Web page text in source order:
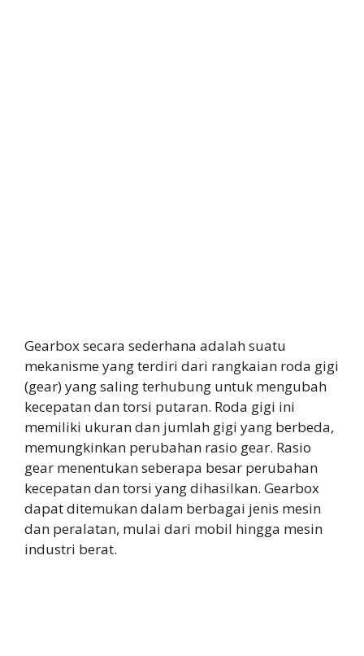
Gearbox secara sederhana adalah suatu
mekanisme yang terdiri dari rangkaian roda gigi
(gear) yang saling terhubung untuk mengubah
kecepatan dan torsi putaran. Roda gigi ini
memiliki ukuran dan jumlah gigi yang berbeda,
memungkinkan perubahan rasio gear. Rasio
gear menentukan seberapa besar perubahan
kecepatan dan torsi yang dihasilkan. Gearbox
dapat ditemukan dalam berbagai jenis mesin
dan peralatan, mulai dari mobil hingga mesin
industri berat.